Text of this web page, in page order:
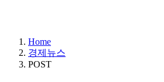
Home
경제뉴스
POST